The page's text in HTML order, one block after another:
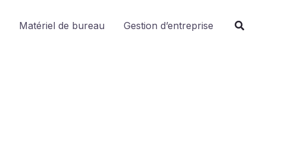
Matériel de bureau Gestion d’entreprise
e